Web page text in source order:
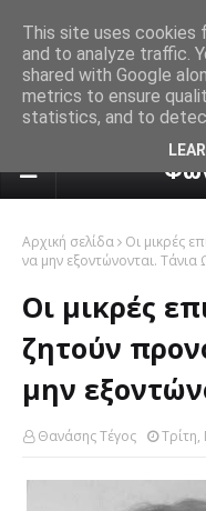
Αρχική σελίδα
Οι μικρές
να μην εξοντώνονται. Τάνια
Οι μικρές
ζητούν
μην
Θανάσης Τέγος
This site uses cookies
and to analyze traffic.
shared with Google
metrics to ensure
statistics, and to